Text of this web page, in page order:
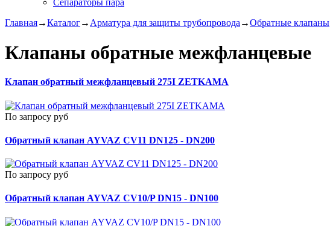
Сепараторы пара
Главная→Каталог→Арматура для защиты трубопровода→Обратные клапаны
Клапаны обратные межфланцевые
Клапан обратный межфланцевый 275I ZETKAMA
По запросу руб
Обратный клапан AYVAZ CV11 DN125 - DN200
По запросу руб
Обратный клапан AYVAZ CV10/P DN15 - DN100